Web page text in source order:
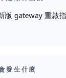
版 gateway 重啟
發生什麼